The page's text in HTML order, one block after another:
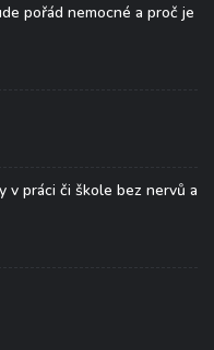
pořád nemocné a proč je
v práci či škole bez nervů a